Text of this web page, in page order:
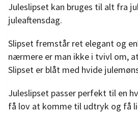
Juleslipset kan bruges til alt fra
juleaftensdag.
Slipset fremstår ret elegant og
nærmere er man ikke i tvivl om,
Slipset er blåt med hvide
Juleslipset passer perfekt til en
få lov at komme til udtryk og få